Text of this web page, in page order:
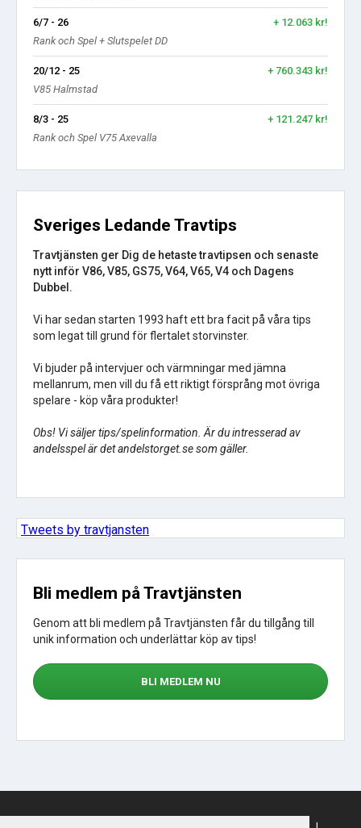
6/7 - 26
+ 12.063 kr!
Rank och Spel + Slutspelet DD
20/12 - 25
+ 760.343 kr!
V85 Halmstad
8/3 - 25
+ 121.247 kr!
Rank och Spel V75 Axevalla
Sveriges Ledande Travtips
Travtjänsten ger Dig de hetaste travtipsen och senaste
nytt inför V86, V85, GS75, V64, V65, V4 och Dagens
Dubbel.
Vi har sedan starten 1993 haft ett bra facit på våra tips
som legat till grund för flertalet storvinster.
Vi bjuder på intervjuer och värmningar med jämna
mellanrum, men vill du få ett riktigt försprång mot övriga
spelare - köp våra produkter!
Obs! Vi säljer tips/spelinformation. Är du intresserad av
andelsspel är det andelstorget.se som gäller.
Tweets by travtjansten
Bli medlem på Travtjänsten
Genom att bli medlem på Travtjänsten får du tillgång till
unik information och underlättar köp av tips!
BLI MEDLEM NU